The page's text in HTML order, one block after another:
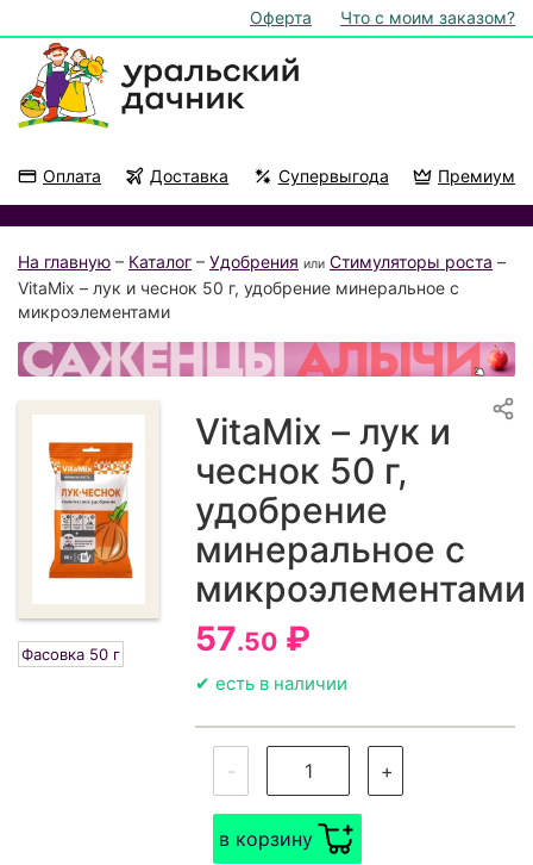
Оферта Что с моим заказом?
Оплата Доставка Супервыгода Премиум
На главную – Каталог – Удобрения или Стимуляторы роста –
VitaMix – лук и чеснок 50 г, удобрение минеральное с
микроэлементами
Фасовка 50 г
VitaMix – лук и
чеснок 50 г,
удобрение
минеральное с
микроэлементами
57.50 ₽
✔ есть в наличии
- +
в корзину